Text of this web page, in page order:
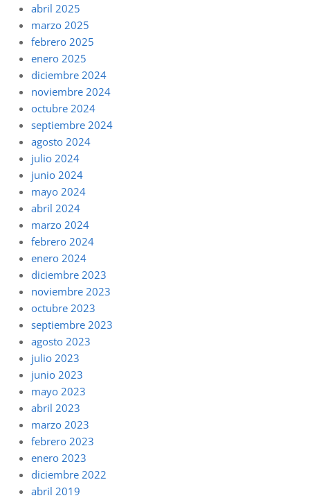
abril 2025
marzo 2025
febrero 2025
enero 2025
diciembre 2024
noviembre 2024
octubre 2024
septiembre 2024
agosto 2024
julio 2024
junio 2024
mayo 2024
abril 2024
marzo 2024
febrero 2024
enero 2024
diciembre 2023
noviembre 2023
octubre 2023
septiembre 2023
agosto 2023
julio 2023
junio 2023
mayo 2023
abril 2023
marzo 2023
febrero 2023
enero 2023
diciembre 2022
abril 2019